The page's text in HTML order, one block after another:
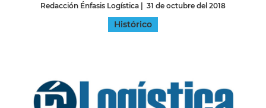
Redacción Énfasis Logística | 31 de octubre del 2018
Histórico